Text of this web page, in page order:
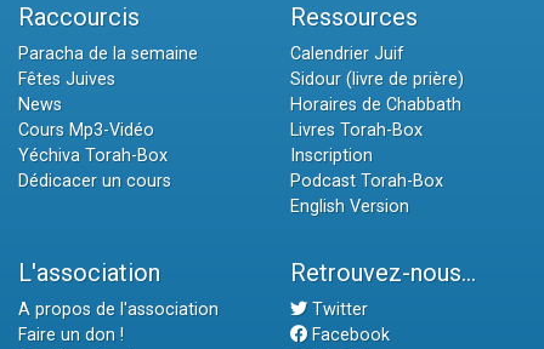
Raccourcis
Paracha de la semaine
Fêtes Juives
News
Cours Mp3-Vidéo
Yéchiva Torah-Box
Dédicacer un cours
Ressources
Calendrier Juif
Sidour (livre de prière)
Horaires de Chabbath
Livres Torah-Box
Inscription
Podcast Torah-Box
English Version
L'association
A propos de l'association
Faire un don !
Retrouvez-nous...
Twitter
Facebook